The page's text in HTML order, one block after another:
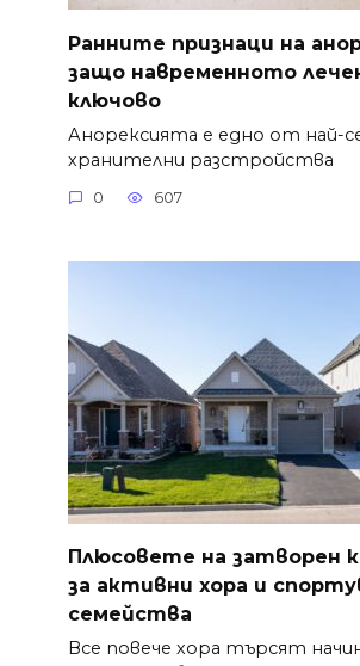
Ранните признаци на
защо навременното
ключово
Анорексията е едно от най-
хранителни разстройства
0 607
Плюсовете на затворен
за активни хора и
семейства
Все повече хора търсят